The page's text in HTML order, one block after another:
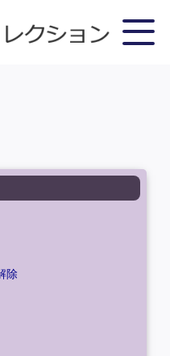
除